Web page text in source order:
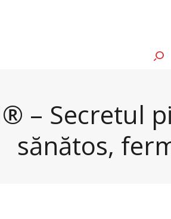
– Secretul
sănătos,